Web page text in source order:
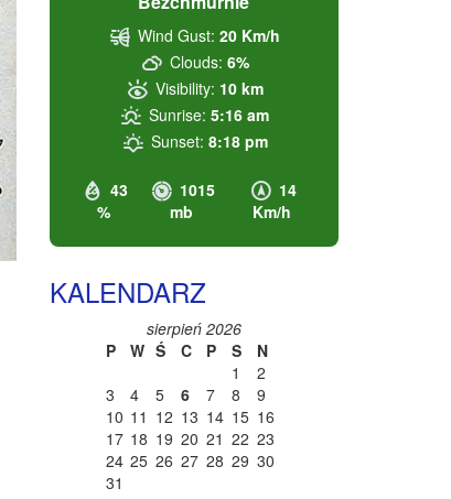
43
%
1015
mb
14
Km/h
Wind Gust: 20 Km/h
Clouds: 6%
Visibility: 10 km
Sunrise: 5:16 am
Sunset: 8:18 pm
KALENDARZ
sierpień 2026
P
W Ś C P S
N
1
2
3
4 5 6 7 8
9
10 11 12 13 14 15 16
17 18 19 20 21 22 23
24 25 26 27 28 29 30
31